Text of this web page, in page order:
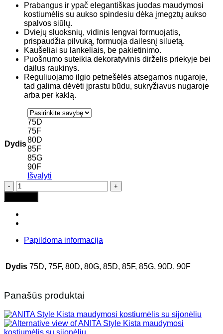
Prabangus ir ypač elegantiškas juodas maudymosi
kostiumėlis su aukso spindesiu dėka įmegztų aukso
spalvos siūlų.
Dviejų sluoksnių, vidinis lengvai formuojatis,
prispaudžia pilvuką, formuoja dailesnį siluetą.
Kaušeliai su lankeliais, be pakietinimo.
Puošnumo suteikia dekoratyvinis dirželis priekyje bei
dailus raukinys.
Reguliuojamo ilgio petnešėlės atsegamos nugaroje,
tad galima dėvėti įprastu būdu, sukryžiavus nugaroje
arba per kaklą.
Dydis
75D
75F
80D
85F
85G
90F
Išvalyti
produkto
kiekis:
ANNADIVA
Meryl
Sparkling
formuojantis
Papildoma informacija
Dydis 75D, 75F, 80D, 80G, 85D, 85F, 85G, 90D, 90F
Panašūs produktai